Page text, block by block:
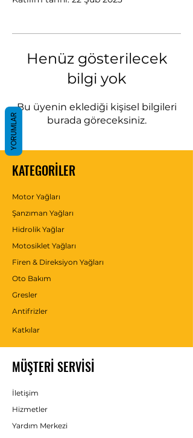
Henüz gösterilecek
bilgi yok
Bu üyenin eklediği kişisel bilgileri
burada göreceksiniz.
KATEGORİLER
Motor Yağları
Şanzıman Yağları
Hidrolik Yağlar
Motosiklet Yağları
Firen & Direksiyon Yağları
Oto Bakım
Gresler
Antifrizler
Katkılar
MÜŞTERİ SERVİSİ
İletişim
Hizmetler
Yardım Merkezi
YORUMLAR